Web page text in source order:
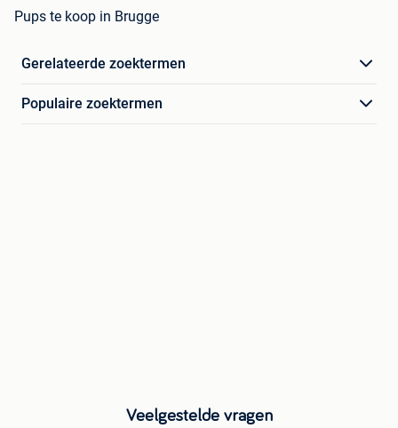
Pups te koop in Brugge
Gerelateerde zoektermen
Populaire zoektermen
Veelgestelde vragen